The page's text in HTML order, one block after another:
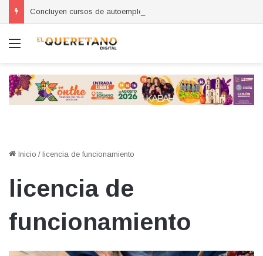
Menú
Inicio / licencia de funcionamiento
licencia de
funcionamiento